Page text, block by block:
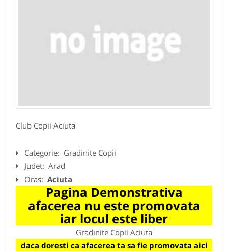
Club Copii Aciuta
Categorie: Gradinite Copii
Judet: Arad
Oras: Aciuta
Pagina Demonstrativa
afacerea nu este promovata
iar locul este liber
Gradinite Copii Aciuta
daca doresti ca afacerea ta sa fie promovata aici